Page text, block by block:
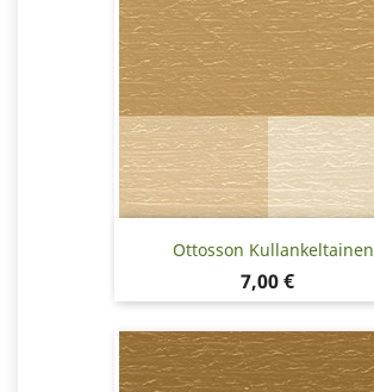
Ottosson Kullankeltainen
Hinta
7,00 €